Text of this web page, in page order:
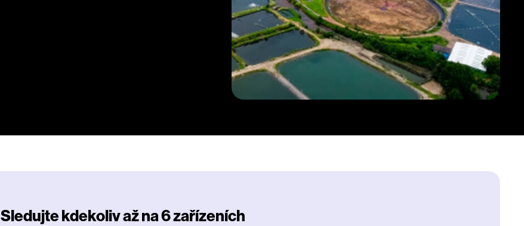
Sledujte kdekoliv až na 6 zařízeních